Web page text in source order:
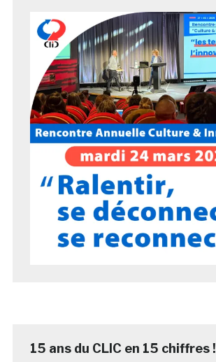
15 ans du CLIC en 15 chiffres !